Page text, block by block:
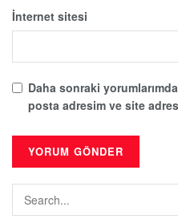
İnternet sitesi
Daha sonraki
posta adresim ve site